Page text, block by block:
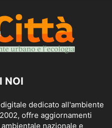
NOI
dedicato all'ambiente
offre aggiornamenti
nazionale e